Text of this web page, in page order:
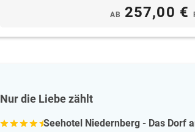
AB 257,00 €
Nur die Liebe zählt
Seehotel Niedernberg - Das Dorf